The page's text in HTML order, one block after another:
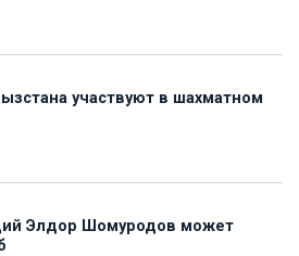
участвуют в шахматном
Элдор Шомуродов может